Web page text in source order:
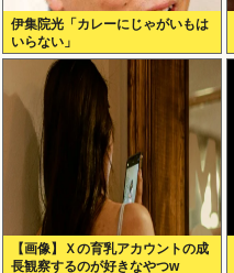
伊集院光「カレーにじゃがいもは
いらない」
【画像】Ｘの育乳アカウントの成
長観察するのが好きなやつw